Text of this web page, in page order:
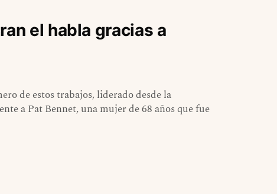
el habla gracias a
de estos trabajos, liderado desde la
a Pat Bennet, una mujer de 68 años que fue